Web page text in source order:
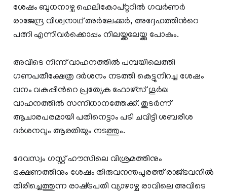
ശേഷം ബുധനാഴ്ച ഹെലികോപ്റ്ററിൽ ഗവർണർ
രാജേന്ദ്ര വിശ്വനാഥ് അർലേക്കർ, അദ്ദേഹത്തിന്‍റെ
പത്നി എന്നിവർക്കൊപ്പം നിലയ്ക്കലേയ്ക്കു പോകും.
അവിടെ നിന്ന് വാഹനത്തിൽ പമ്പയിലെത്തി
ഗണപതീക്ഷേത്ര ദർശനം നടത്തി കെട്ടുനിറച്ച ശേഷം
വനം വകുപ്പിന്‍റെ പ്രത്യേക ഫോഴ്സ് ഗൂർഖ
വാഹനത്തിൽ സന്നിധാനത്തേക്ക്. തുടർന്ന്
ആചാരപരമായി പതിനെട്ടാം പടി ചവിട്ടി ശബരീശ
ദർശനവും ആരതിയും നടത്തും.
ദേവസ്വം ഗസ്റ്റ് ഹൗസിലെ വിശ്രമത്തിനും
ഭക്ഷണത്തിനും ശേഷം തിരുവനന്തപുരത്ത് രാജ്ഭവനിൽ
തിരിച്ചെത്തുന്ന രാഷ്‌ട്രപതി വ്യാഴാഴ്ച രാവിലെ അവിടെ